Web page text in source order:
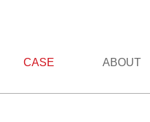
CASE ABOUT